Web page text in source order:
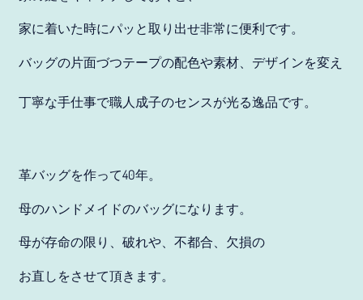
家に着いた時にパッと取り出せ非常に便利です。
バッグの片面づつテープの配色や素材、デザインを変え
丁寧な手仕事で職人成子のセンスが光る逸品です。
革バッグを作って40年。
母のハンドメイドのバッグになります。
母が存命の限り、破れや、不都合、欠損の
お直しをさせて頂きます。
アフガニスタン (JPY ¥)
アメリカ合衆国 (JPY ¥)
¥)
アルメニア (JPY ¥)
アンギラ (JPY ¥)